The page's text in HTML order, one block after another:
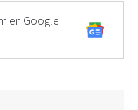
en Google